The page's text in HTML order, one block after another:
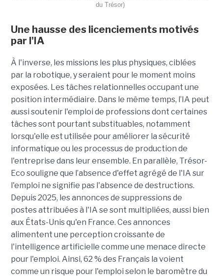
du Trésor)
Une hausse des licenciements motivés
par l'IA
À l'inverse, les missions les plus physiques, ciblées
par la robotique, y seraient pour le moment moins
exposées. Les tâches relationnelles occupant une
position intermédiaire. Dans le même temps, l’IA peut
aussi soutenir l'emploi de professions dont certaines
tâches sont pourtant substituables, notamment
lorsqu'elle est utilisée pour améliorer la sécurité
informatique ou les processus de production de
l'entreprise dans leur ensemble. En parallèle, Trésor-
Eco souligne que l’absence d'effet agrégé de l'IA sur
l'emploi ne signifie pas l'absence de destructions.
Depuis 2025, les annonces de suppressions de
postes attribuées à l'IA se sont multipliées, aussi bien
aux États-Unis qu'en France. Ces annonces
alimentent une perception croissante de
l'intelligence artificielle comme une menace directe
pour l'emploi. Ainsi, 62 % des Français la voient
comme un risque pour l'emploi selon le baromètre du